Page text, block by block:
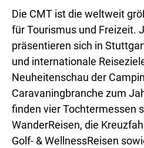
Die CMT ist die weltweit
für Tourismus und Freizeit.
präsentieren sich in
und internationale
Neuheitenschau der
Caravaningbranche zum
finden vier Tochtermessen
WanderReisen, die
Golf- & WellnessReisen